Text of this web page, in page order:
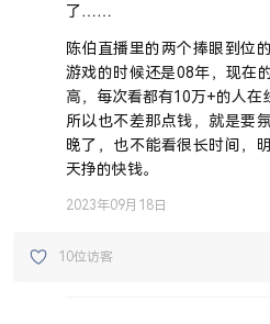
了……
陈伯直播里的两个捧眼到位
游戏的时候还是08年，现在
高，每次看都有10万+的人在
所以也不差那点钱，就是要
晚了，也不能看很长时间，
天挣的快钱。
2023年09月18日
10位访客